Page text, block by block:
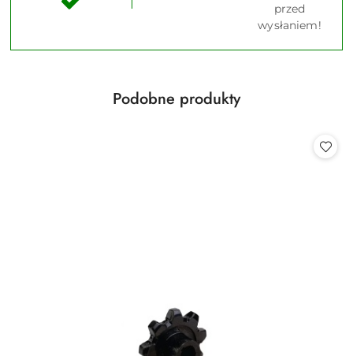
przed
wysłaniem!
Pomiń karuzelę produktów
Produkty
Podobne produkty